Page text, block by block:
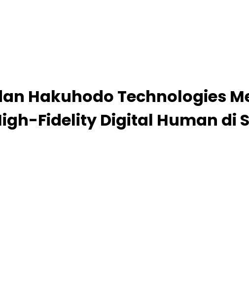
Hakuhodo Technologies
Fidelity Digital Human di